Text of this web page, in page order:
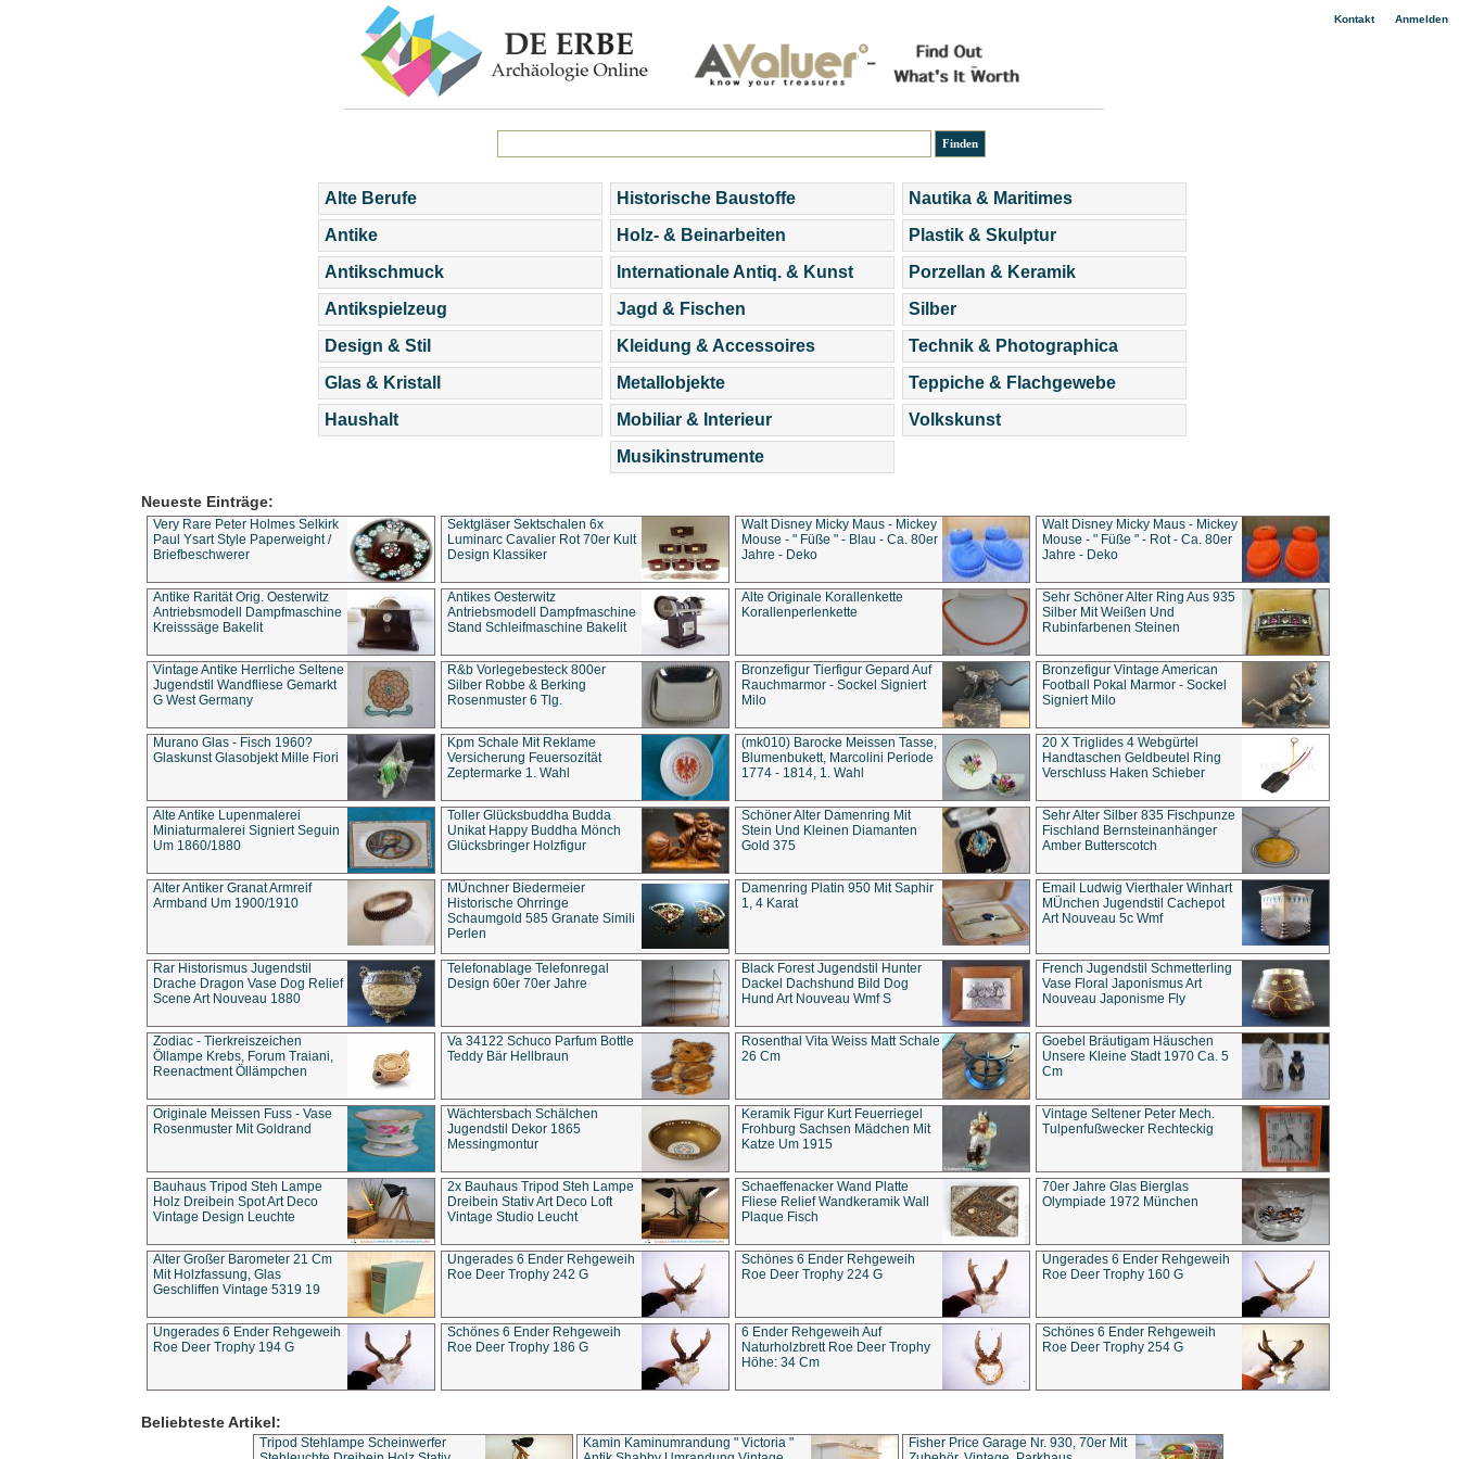
Kontakt| Anmelden
Alte Berufe
Antike
Antikschmuck
Antikspielzeug
Design & Stil
Glas & Kristall
Haushalt
Historische Baustoffe
Holz- & Beinarbeiten
Internationale Antiq. & Kunst
Jagd & Fischen
Kleidung & Accessoires
Metallobjekte
Mobiliar & Interieur
Musikinstrumente
Nautika & Maritimes
Plastik & Skulptur
Porzellan & Keramik
Silber
Technik & Photographica
Teppiche & Flachgewebe
Volkskunst
Neueste Einträge:
Very Rare Peter Holmes Selkirk
Paul Ysart Style Paperweight /
Briefbeschwerer
Sektgläser Sektschalen 6x
Luminarc Cavalier Rot 70er Kult
Design Klassiker
Walt Disney Micky Maus - Mickey
Mouse - " Füße " - Blau - Ca. 80er
Jahre - Deko
Walt Disney Micky Maus - Mickey
Mouse - " Füße " - Rot - Ca. 80er
Jahre - Deko
Antike Rarität Orig. Oesterwitz
Antriebsmodell Dampfmaschine
Kreisssäge Bakelit
Antikes Oesterwitz
Antriebsmodell Dampfmaschine
Stand Schleifmaschine Bakelit
Alte Originale Korallenkette
Korallenperlenkette
Sehr Schöner Alter Ring Aus 935
Silber Mit Weißen Und
Rubinfarbenen Steinen
Vintage Antike Herrliche Seltene
Jugendstil Wandfliese Gemarkt
G West Germany
R&b Vorlegebesteck 800er
Silber Robbe & Berking
Rosenmuster 6 Tlg.
Bronzefigur Tierfigur Gepard Auf
Rauchmarmor - Sockel Signiert
Milo
Bronzefigur Vintage American
Football Pokal Marmor - Sockel
Signiert Milo
Murano Glas - Fisch 1960?
Glaskunst Glasobjekt Mille Fiori
Kpm Schale Mit Reklame
Versicherung Feuersozität
Zeptermarke 1. Wahl
(mk010) Barocke Meissen Tasse,
Blumenbukett, Marcolini Periode
1774 - 1814, 1. Wahl
20 X Triglides 4 Webgürtel
Handtaschen Geldbeutel Ring
Verschluss Haken Schieber
Alte Antike Lupenmalerei
Miniaturmalerei Signiert Seguin
Um 1860/1880
Toller Glücksbuddha Budda
Unikat Happy Buddha Mönch
Glücksbringer Holzfigur
Schöner Alter Damenring Mit
Stein Und Kleinen Diamanten
Gold 375
Sehr Alter Silber 835 Fischpunze
Fischland Bernsteinanhänger
Amber Butterscotch
Alter Antiker Granat Armreif
Armband Um 1900/1910
MÜnchner Biedermeier
Historische Ohrringe
Schaumgold 585 Granate Simili
Perlen
Damenring Platin 950 Mit Saphir
1, 4 Karat
Email Ludwig Vierthaler Winhart
MÜnchen Jugendstil Cachepot
Art Nouveau 5c Wmf
Rar Historismus Jugendstil
Drache Dragon Vase Dog Relief
Scene Art Nouveau 1880
Telefonablage Telefonregal
Design 60er 70er Jahre
Black Forest Jugendstil Hunter
Dackel Dachshund Bild Dog
Hund Art Nouveau Wmf S
French Jugendstil Schmetterling
Vase Floral Japonismus Art
Nouveau Japonisme Fly
Zodiac - Tierkreiszeichen
Öllampe Krebs, Forum Traiani,
Reenactment Öllämpchen
Va 34122 Schuco Parfum Bottle
Teddy Bär Hellbraun
Rosenthal Vita Weiss Matt Schale
26 Cm
Goebel Bräutigam Häuschen
Unsere Kleine Stadt 1970 Ca. 5
Cm
Originale Meissen Fuss - Vase
Rosenmuster Mit Goldrand
Wächtersbach Schälchen
Jugendstil Dekor 1865
Messingmontur
Keramik Figur Kurt Feuerriegel
Frohburg Sachsen Mädchen Mit
Katze Um 1915
Vintage Seltener Peter Mech.
Tulpenfußwecker Rechteckig
Bauhaus Tripod Steh Lampe
Holz Dreibein Spot Art Deco
Vintage Design Leuchte
2x Bauhaus Tripod Steh Lampe
Dreibein Stativ Art Deco Loft
Vintage Studio Leucht
Schaeffenacker Wand Platte
Fliese Relief Wandkeramik Wall
Plaque Fisch
70er Jahre Glas Bierglas
Olympiade 1972 München
Alter Großer Barometer 21 Cm
Mit Holzfassung, Glas
Geschliffen Vintage 5319 19
Ungerades 6 Ender Rehgeweih
Roe Deer Trophy 242 G
Schönes 6 Ender Rehgeweih
Roe Deer Trophy 224 G
Ungerades 6 Ender Rehgeweih
Roe Deer Trophy 160 G
Ungerades 6 Ender Rehgeweih
Roe Deer Trophy 194 G
Schönes 6 Ender Rehgeweih
Roe Deer Trophy 186 G
6 Ender Rehgeweih Auf
Naturholzbrett Roe Deer Trophy
Höhe: 34 Cm
Schönes 6 Ender Rehgeweih
Roe Deer Trophy 254 G
Beliebteste Artikel:
Tripod Stehlampe Scheinwerfer
Kamin Kaminumrandung " Victoria "
Fisher Price Garage Nr. 930, 70er Mit